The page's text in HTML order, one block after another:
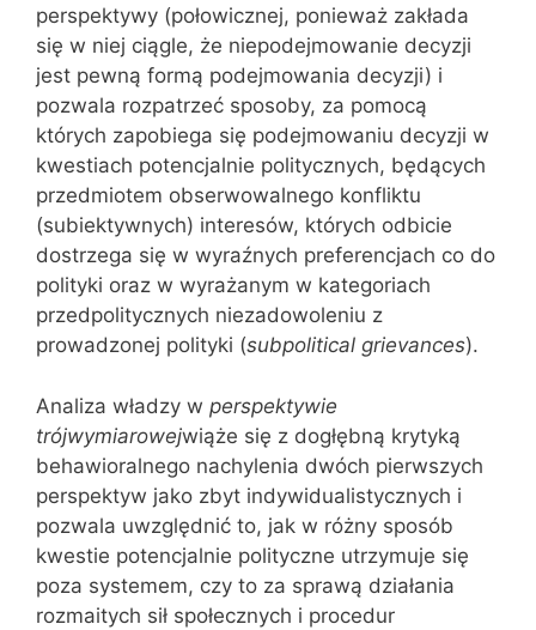
perspektywy (połowicznej, ponieważ zakłada
się w niej ciągle, że niepodejmowanie decyzji
jest pewną formą podejmowania decyzji) i
pozwala rozpatrzeć sposoby, za pomocą
których zapobiega się podejmowaniu decyzji w
kwestiach potencjalnie politycznych, będących
przedmiotem obserwowalnego konfliktu
(subiektywnych) interesów, których odbicie
dostrzega się w wyraźnych preferencjach co do
polityki oraz w wyrażanym w kategoriach
przedpolitycznych niezadowoleniu z
prowadzonej polityki (subpolitical grievances).
Analiza władzy w perspektywie
trójwymiarowejwiąże się z dogłębną krytyką
behawioralnego nachylenia dwóch pierwszych
perspektyw jako zbyt indywidualistycznych i
pozwala uwzględnić to, jak w różny sposób
kwestie potencjalnie polityczne utrzymuje się
poza systemem, czy to za sprawą działania
rozmaitych sił społecznych i procedur